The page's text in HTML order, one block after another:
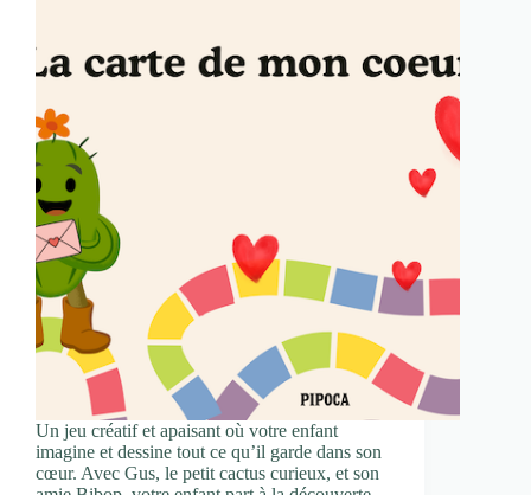
Un jeu créatif et apaisant où votre enfant
imagine et dessine tout ce qu’il garde dans son
cœur. Avec Gus, le petit cactus curieux, et son